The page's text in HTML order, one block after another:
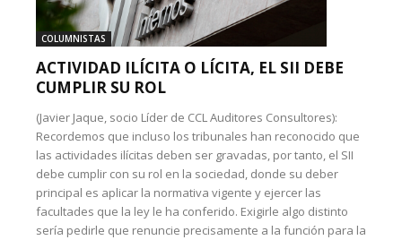
COLUMNISTAS
ACTIVIDAD ILÍCITA O LÍCITA, EL SII DEBE
CUMPLIR SU ROL
(Javier Jaque, socio Líder de CCL Auditores Consultores):
Recordemos que incluso los tribunales han reconocido que
las actividades ilícitas deben ser gravadas, por tanto, el SII
debe cumplir con su rol en la sociedad, donde su deber
principal es aplicar la normativa vigente y ejercer las
facultades que la ley le ha conferido. Exigirle algo distinto
sería pedirle que renuncie precisamente a la función para la